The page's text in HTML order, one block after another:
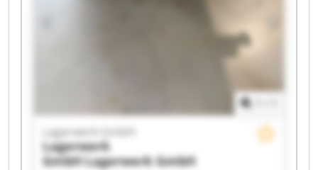
Lagerwerk GmbH
Lagerwerk
GmbHLagerwerk GmbH